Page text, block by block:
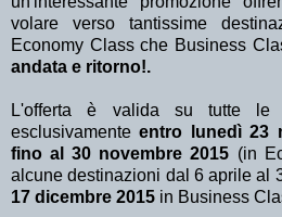
volare verso tantissime
Economy Class che Business
andata e ritorno!.
L'offerta è valida su tutte le
esclusivamenteentro lunedì 23
fino al 30 novembre 2015 (in
alcune destinazioni dal 6 aprile al
17 dicembre 2015 in Business